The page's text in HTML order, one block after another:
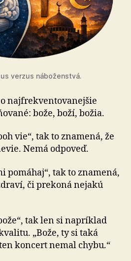
verzus náboženstvá.
najfrekventovanejšie
bože, boží, božia.
vie“, tak to znamená, že
Nemá odpoveď.
pomáhaj“, tak to znamená,
či prekoná nejakú
tak len si napríklad
„Bože, ty si taká
koncert nemal chybu.“